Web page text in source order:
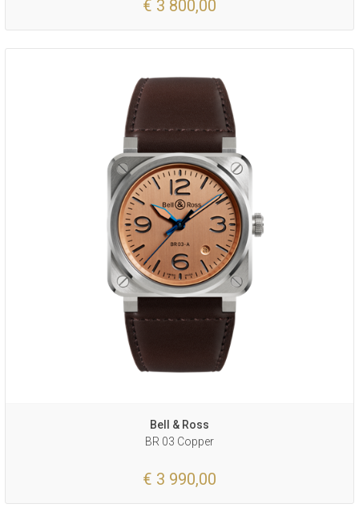
€ 3 800,00
Bell & Ross
BR 03 Copper
€ 3 990,00